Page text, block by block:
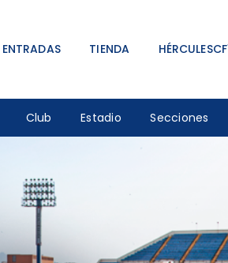
ENTRADAS TIENDA
Club Estadio Secciones
TIENDA